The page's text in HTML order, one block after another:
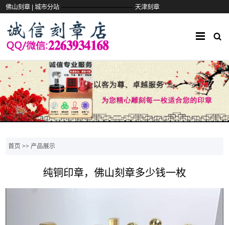
佛山刻章 |城市分站 ——————————天津刻章
首页 >> 产品展示
纯铜印章，佛山刻章多少钱一枚